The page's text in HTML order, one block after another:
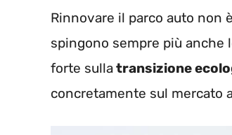
Rinnovare il parco auto non
spingono sempre più anche
forte sullatransizione
concretamente sul mercato